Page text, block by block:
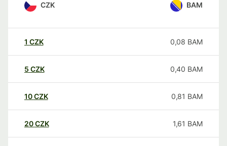
CZK BAM
1 CZK 0,08 BAM
5 CZK 0,40 BAM
10CZK 0,81 BAM
20CZK 1,61 BAM